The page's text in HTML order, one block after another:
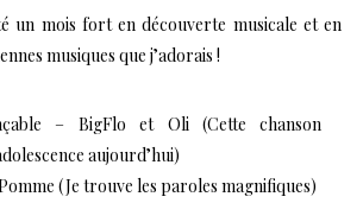
un mois fort en découverte musicale et en
musiques que j’adorais !
– BigFlo et Oli (Cette chanson
aujourd’hui)
(Je trouve les paroles magnifiques)